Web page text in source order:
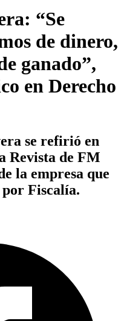
“Se
de dinero,
ganado”,
en Derecho
se refirió en
Revista de FM
la empresa que
por Fiscalía.